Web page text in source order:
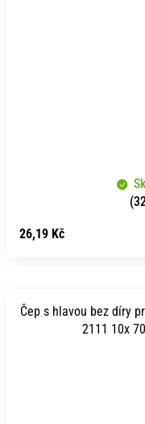
26,19 Kč
Čep s hlavou bez díry